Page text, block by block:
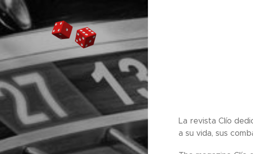
La revista Clío
a su vida, sus